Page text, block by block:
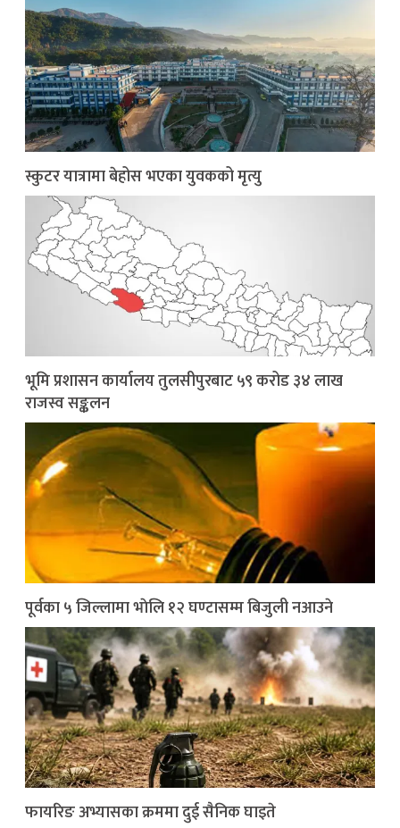
स्कुटर यात्रामा बेहोस भएका युवकको मृत्यु
भूमि प्रशासन कार्यालय तुलसीपुरबाट ५९ करोड ३४ लाख
राजस्व सङ्कलन
पूर्वका ५ जिल्लामा भाेलि १२ घण्टासम्म बिजुली नआउने
फायरिङ अभ्यासका क्रममा दुई सैनिक घाइते